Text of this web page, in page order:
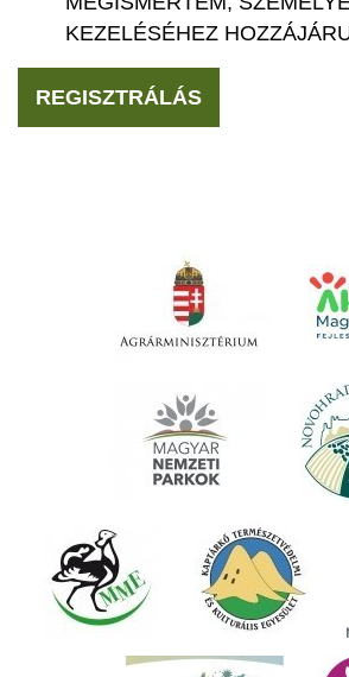
KEZELÉSÉHEZ
REGISZTRÁLÁS